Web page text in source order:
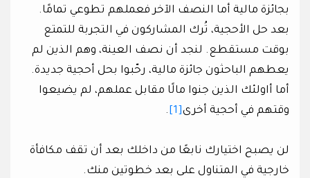
بجائزة مالية أما النصف الآخر فعملهم تطوعي تمامًا.
بعد حل الأحجية، تُرك المشاركون في التجربة للتمتع
بوقت مستقطع. لنجد أن نصف العينة، وهم الذين لم
يعطهم الباحثون جائزة مالية، رحّبوا بحل أحجية جديدة.
أما أاولئك الذين جنوا مالًا مقابل عملهم، لم يضيعوا
وقتهم في أحجية أخرى[1]
.
لن يصبح اختيارك نابعًا من داخلك بعد أن تقف مكافأة
خارجية في المتناول على بعد خطوتين منك.